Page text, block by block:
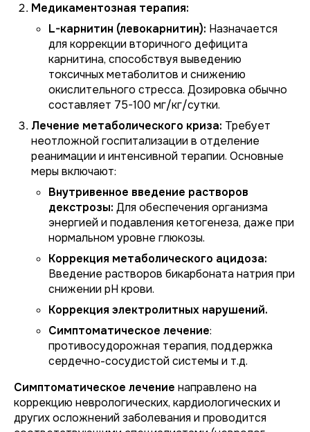
Медикаментозная терапия:
L-карнитин (левокарнитин): Назначается
для коррекции вторичного дефицита
карнитина, способствуя выведению
токсичных метаболитов и снижению
окислительного стресса. Дозировка обычно
составляет 75-100 мг/кг/сутки.
Лечение метаболического криза: Требует
неотложной госпитализации в отделение
реанимации и интенсивной терапии. Основные
меры включают:
Внутривенное введение растворов
декстрозы: Для обеспечения организма
энергией и подавления кетогенеза, даже при
нормальном уровне глюкозы.
Коррекция метаболического ацидоза:
Введение растворов бикарбоната натрия при
снижении pH крови.
Коррекция электролитных нарушений.
Симптоматическое лечение:
противосудорожная терапия, поддержка
сердечно-сосудистой системы и т.д.
Симптоматическое лечение направлено на
коррекцию неврологических, кардиологических и
других осложнений заболевания и проводится